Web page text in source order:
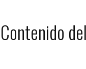
Contenido